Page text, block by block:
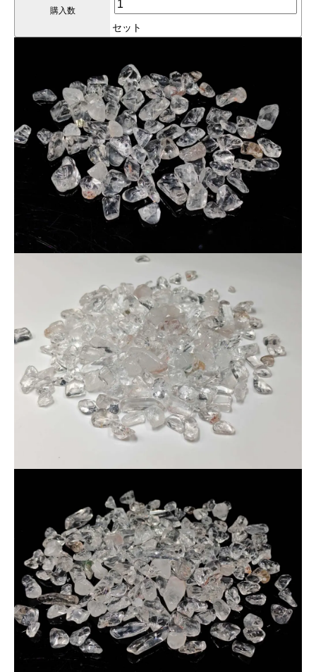
真っ白ではなく、ややイエロー？褐色？ピンク？がかかったも
なりますので、ぜひご理解いただき、お楽しみください。
★ご注意ください！
時間をかけて研磨しましたが、搬送中で割れたさざれがある場
合がございます。
そのため、厳重注意をお願いします。
購入数
セット